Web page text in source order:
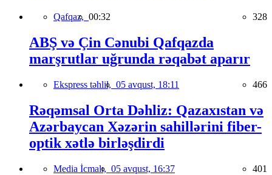
Qafqaz, 00:32 328
ABŞ və Çin Cənubi Qafqazda
marşrutlar uğrunda rəqabət aparır
Ekspress təhlil, 05 avqust, 18:11 466
Rəqəmsal Orta Dəhliz: Qazaxıstan və
Azərbaycan Xəzərin sahillərini fiber-
optik xətlə birləşdirdi
Media İcmalı, 05 avqust, 16:37 401